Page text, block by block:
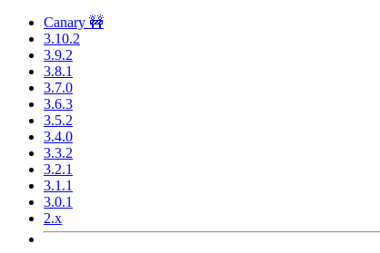
Canary 🚧
3.10.2
3.9.2
3.8.1
3.7.0
3.6.3
3.5.2
3.4.0
3.3.2
3.2.1
3.1.1
3.0.1
2.x